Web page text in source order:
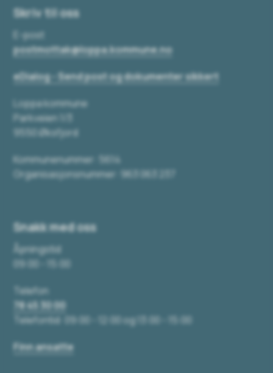
Skriv til oss
E-post
postmottak@loppa.kommune.no
eDialog - Send post og dokumenter sikkert
Loppa kommune
Parkveien 1/3
9550 Øksfjord
Kommunenummer: 5614
Organisasjonsnummer: 963 063 237
Snakk med oss
Åpningstid
09:00 - 15:00
Telefon
78 45 30 00
Telefontid: 09:00 - 12:00 og 13:00 - 15:00
Finn ansatte